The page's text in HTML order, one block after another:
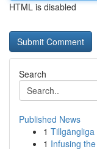
HTML is disabled
Search
Published News
1
1 Infusing